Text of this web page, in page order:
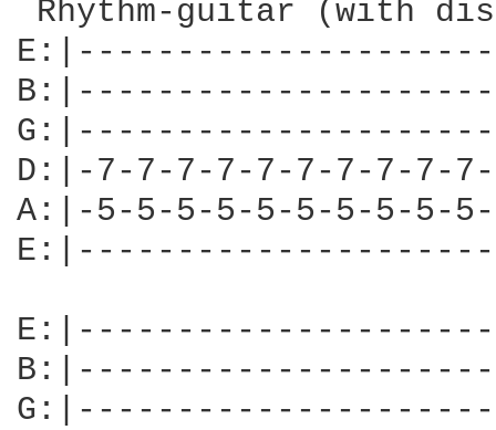
Rhythm-guitar (with
D:|-7-7-7-7-7-7-7-7-7-
A:|-5-5-5-5-5-5-5-5-5-